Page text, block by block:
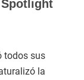
todos sus
la